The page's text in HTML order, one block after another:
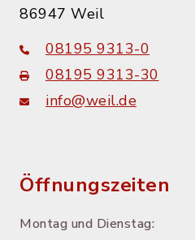
86947 Weil
08195 9313-0
08195 9313-30
info@weil.de
Öffnungszeiten
Montag und Dienstag: